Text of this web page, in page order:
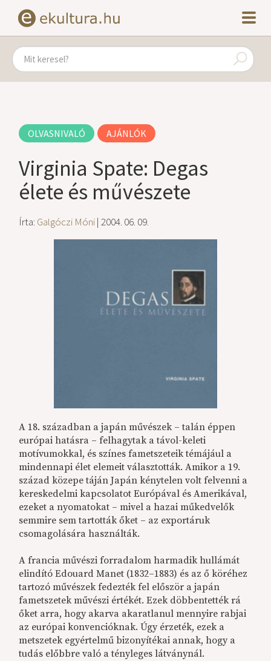
OLVASNIVALÓ AJÁNLÓK
Virginia Spate: Degas
élete és művészete
Írta: Galgóczi Móni| 2004. 06. 09.
A 18. században a japán művészek – talán éppen
európai hatásra – felhagytak a távol-keleti
motívumokkal, és színes fametszeteik témájául a
mindennapi élet elemeit választották. Amikor a 19.
század közepe táján Japán kénytelen volt felvenni a
kereskedelmi kapcsolatot Európával és Amerikával,
ezeket a nyomatokat – mivel a hazai műkedvelők
semmire sem tartották őket – az exportáruk
csomagolására használták.
A francia művészi forradalom harmadik hullámát
elindító Edouard Manet (1832–1883) és az ő köréhez
tartozó művészek fedezték fel először a japán
fametszetek művészi értékét. Ezek döbbentették rá
őket arra, hogy akarva akaratlanul mennyire rabjai
az európai konvencióknak. Úgy érzeték, ezek a
metszetek egyértelmű bizonyítékai annak, hogy a
tudás előbbre való a tényleges látványnál.